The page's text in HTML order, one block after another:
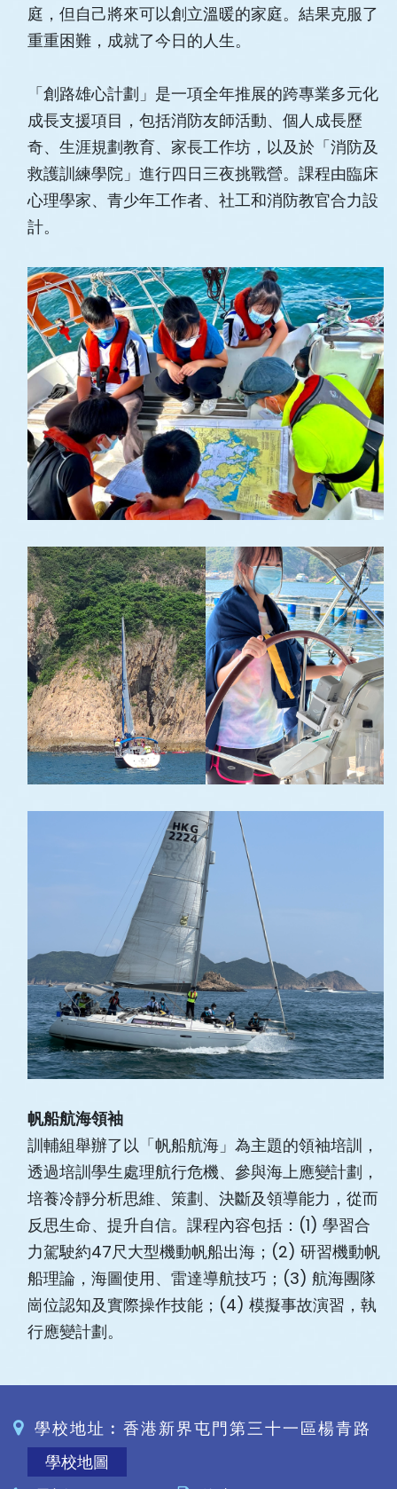
庭，但自己將來可以創立溫暖的家庭。結果克服了
重重困難，成就了今日的人生。
「創路雄心計劃」是一項全年推展的跨專業多元化
成長支援項目，包括消防友師活動、個人成長歷
奇、生涯規劃教育、家長工作坊，以及於「消防及
救護訓練學院」進行四日三夜挑戰營。課程由臨床
心理學家、青少年工作者、社工和消防教官合力設
計。
帆船航海領袖
訓輔組舉辦了以「帆船航海」為主題的領袖培訓，
透過培訓學生處理航行危機、參與海上應變計劃，
培養冷靜分析思維、策劃、決斷及領導能力，從而
反思生命、提升自信。課程內容包括：(1) 學習合
力駕駛約47尺大型機動帆船出海；(2) 研習機動帆
船理論，海圖使用、雷達導航技巧；(3) 航海團隊
崗位認知及實際操作技能；(4) 模擬事故演習，執
行應變計劃。
學校地址︰香港新界屯門第三十一區楊青路
學校地圖